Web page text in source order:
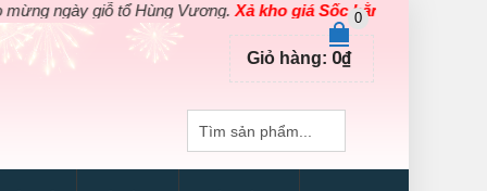
ngày giỗ tổ Hùng Vương.Xả kho giá Sốc bằng giá Gốc
0
Giỏ hàng: 0₫